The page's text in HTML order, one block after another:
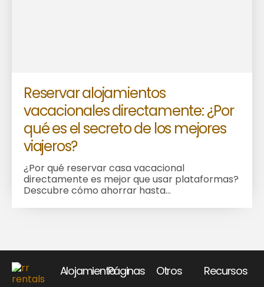
Reservar alojamientos
vacacionales directamente: ¿Por
qué es el secreto de los mejores
viajeros?
¿Por qué reservar casa vacacional
directamente es mejor que usar plataformas?
Descubre cómo ahorrar hasta...
AlojamientoPáginas Otros Recursos